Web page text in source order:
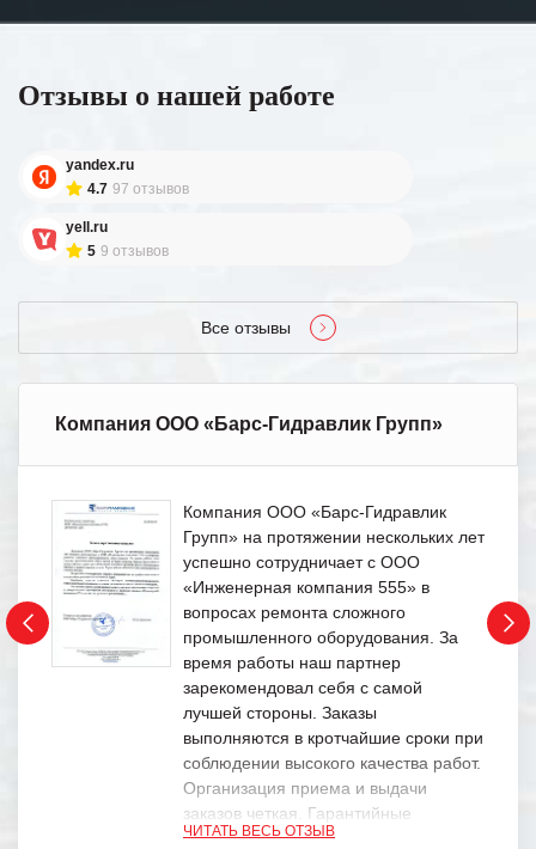
Отзывы о нашей работе
yandex.ru
4.7 97 отзывов
yell.ru
5 9 отзывов
Все отзывы
Компания ООО «Барс-Гидравлик Групп»
Компания ООО «Барс-Гидравлик
Групп» на протяжении нескольких лет
успешно сотрудничает с ООО
«Инженерная компания 555» в
вопросах ремонта сложного
промышленного оборудования. За
время работы наш партнер
зарекомендовал себя с самой
лучшей стороны. Заказы
выполняются в кротчайшие сроки при
соблюдении высокого качества работ.
Организация приема и выдачи
заказов четкая. Гарантийные
обязательства выполняются в
ЧИТАТЬ ВЕСЬ ОТЗЫВ